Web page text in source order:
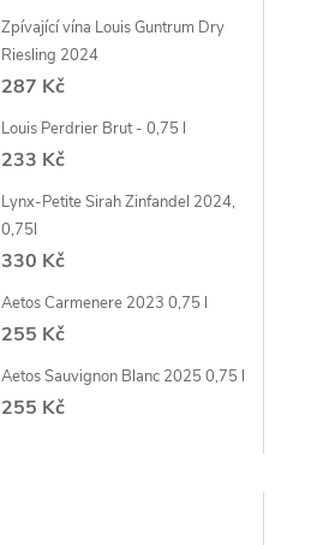
Zpívající vína Louis Guntrum Dry
Riesling 2024
287 Kč
Louis Perdrier Brut - 0,75 l
233 Kč
Lynx-Petite Sirah Zinfandel 2024,
0,75l
330 Kč
Aetos Carmenere 2023 0,75 l
255 Kč
Aetos Sauvignon Blanc 2025 0,75 l
255 Kč